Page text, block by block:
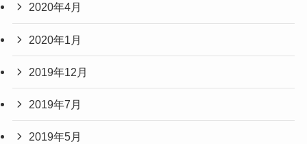
2020年4月
2020年1月
2019年12月
2019年7月
2019年5月